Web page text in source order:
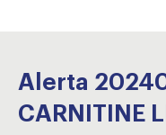
Alerta
CARNITINE